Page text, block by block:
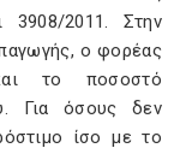
3908/2011. Στην
ο φορέας
το ποσοστό
Για όσους δεν
ίσο με το